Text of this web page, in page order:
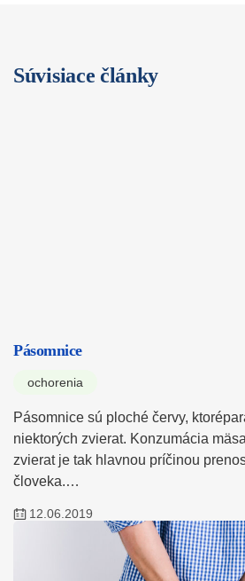
Súvisiace články
Pásomnice
ochorenia
Pásomnice sú ploché červy,
niektorých zvierat. Konzumácia
zvierat je tak hlavnou príčinou
človeka.…
12.06.2019